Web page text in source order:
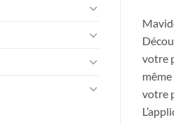
votre
votre